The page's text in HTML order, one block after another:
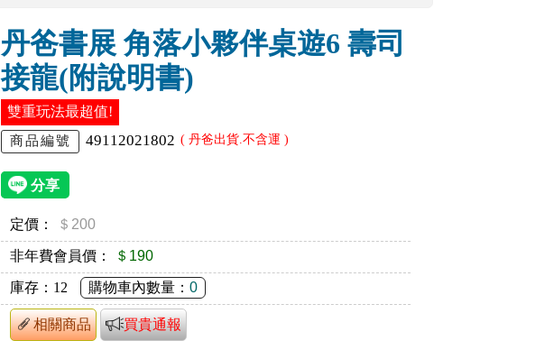
丹爸書展 角落小夥伴桌遊6 壽司
接龍(附說明書)
雙重玩法最超值!
商品編號 49112021802 ( 丹爸出貨.不含運 )
定價： ＄200
非年費會員價： ＄190
庫存： 12 購物車內數量：0
相關商品 買貴通報